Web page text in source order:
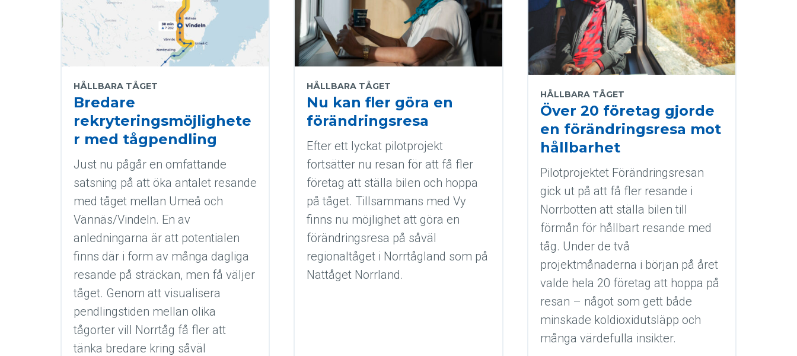
HÅLLBARA TÅGET
Bredare
rekryteringsmöjlighete
r med tågpendling
Just nu pågår en omfattande
satsning på att öka antalet resande
med tåget mellan Umeå och
Vännäs/Vindeln. En av
anledningarna är att potentialen
finns där i form av många dagliga
resande på sträckan, men få väljer
tåget. Genom att visualisera
pendlingstiden mellan olika
tågorter vill Norrtåg få fler att
tänka bredare kring såväl
HÅLLBARA TÅGET
Nu kan fler göra en
förändringsresa
Efter ett lyckat pilotprojekt
fortsätter nu resan för att få fler
företag att ställa bilen och hoppa
på tåget. Tillsammans med Vy
finns nu möjlighet att göra en
förändringsresa på såväl
regionaltåget i Norrtågland som på
Nattåget Norrland.
HÅLLBARA TÅGET
Över 20 företag gjorde
en förändringsresa mot
hållbarhet
Pilotprojektet Förändringsresan
gick ut på att få fler resande i
Norrbotten att ställa bilen till
förmån för hållbart resande med
tåg. Under de två
projektmånaderna i början på året
valde hela 20 företag att hoppa på
resan – något som gett både
minskade koldioxidutsläpp och
många värdefulla insikter.